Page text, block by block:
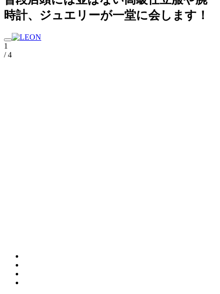
時計、ジュエリーが一堂に会します！
1
/ 4